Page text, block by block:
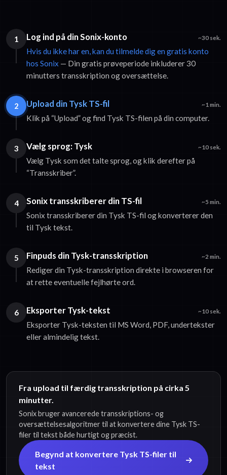
1 Log ind på din Sonix-konto ~30 sek.
Hvis du ikke har en, kan du tilmelde dig en gratis konto
hos Sonix — Din gratis prøveperiode inkluderer 30
minutters transskription og oversættelse.
2 Upload din Tysk TS-fil ~1 min.
Klik på “Upload” og find Tysk TS-filen på din computer.
3 Vælg sprog: Tysk ~10 sek.
Vælg Tysk som det talte sprog, og klik derefter på
“Transskriber”.
4 Sonix transskriberer din TS-fil ~5 min.
Sonix transskriberer din Tysk TS-fil og konverterer den
til Tysk tekst.
5 Finpuds din Tysk-transskription ~2 min.
Rediger din Tysk-transskription direkte i browseren for
at rette eventuelle fejlhørte ord.
6 Eksporter Tysk-tekst ~10 sek.
Eksporter Tysk-teksten til MS Word, PDF, undertekster
eller almindelig tekst.
Fra upload til færdig transskription på cirka 5
minutter.
Sonix bruger avancerede transskriptions- og
oversættelsesalgoritmer til at konvertere dine Tysk TS-
filer til tekst både hurtigt og præcist.
Begynd at konvertere Tysk TS-filer til
tekst